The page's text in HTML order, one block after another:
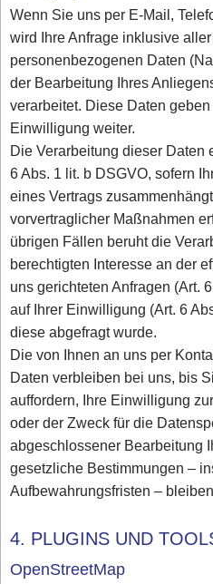
Wenn Sie uns per E-Mail,
wird Ihre Anfrage inklusive
personenbezogenen Daten
der Bearbeitung Ihres
verarbeitet. Diese Daten
Einwilligung weiter.
Die Verarbeitung dieser Daten
6 Abs. 1 lit. b DSGVO, sofern
eines Vertrags
vorvertraglicher Maßnahmen
übrigen Fällen beruht die
berechtigten Interesse an der
uns gerichteten Anfragen (Art.
auf Ihrer Einwilligung (Art. 6
diese abgefragt wurde.
Die von Ihnen an uns per
Daten verbleiben bei uns, bis
auffordern, Ihre Einwilligung
oder der Zweck für die
abgeschlossener Bearbeitung
gesetzliche Bestimmungen –
Aufbewahrungsfristen –
4. PLUGINS UND
OpenStreetMap